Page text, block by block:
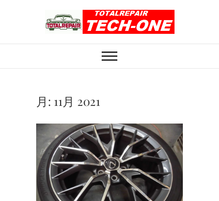
ホイール修理のト
ータルリペアテッ
月: 11月 2021